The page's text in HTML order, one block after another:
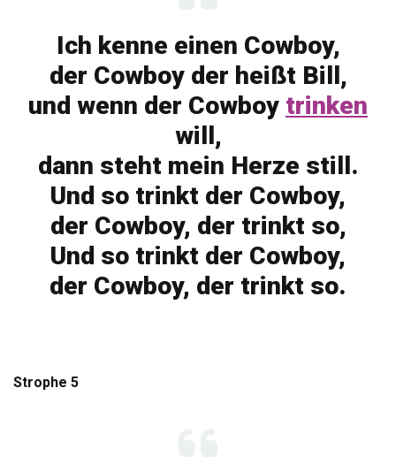
Ich kenne einen Cowboy,
der Cowboy der heißt Bill,
und wenn der Cowboy trinken
will,
dann steht mein Herze still.
Und so trinkt der Cowboy,
der Cowboy, der trinkt so,
Und so trinkt der Cowboy,
der Cowboy, der trinkt so.
Strophe 5